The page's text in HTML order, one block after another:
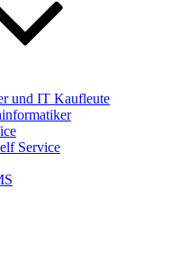
und IT Kaufleute
Service